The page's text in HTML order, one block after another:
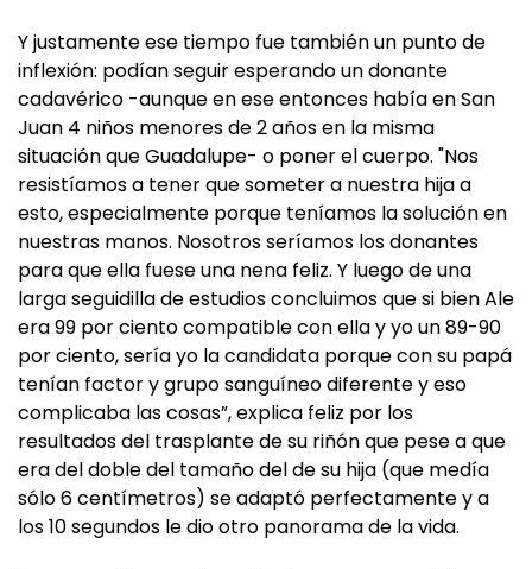
Y justamente ese tiempo fue también un punto de
inflexión: podían seguir esperando un donante
cadavérico -aunque en ese entonces había en San
Juan 4 niños menores de 2 años en la misma
situación que Guadalupe- o poner el cuerpo. "Nos
resistíamos a tener que someter a nuestra hija a
esto, especialmente porque teníamos la solución en
nuestras manos. Nosotros seríamos los donantes
para que ella fuese una nena feliz. Y luego de una
larga seguidilla de estudios concluimos que si bien Ale
era 99 por ciento compatible con ella y yo un 89-90
por ciento, sería yo la candidata porque con su papá
tenían factor y grupo sanguíneo diferente y eso
complicaba las cosas”, explica feliz por los
resultados del trasplante de su riñón que pese a que
era del doble del tamaño del de su hija (que medía
sólo 6 centímetros) se adaptó perfectamente y a
los 10 segundos le dio otro panorama de la vida.